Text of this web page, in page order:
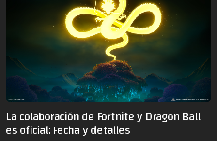
La colaboración de Fortnite y Dragon Ball
es oficial: Fecha y detalles